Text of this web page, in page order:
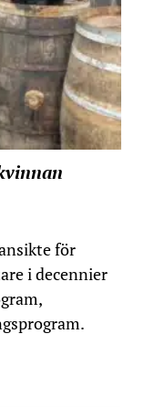
för
i decennier